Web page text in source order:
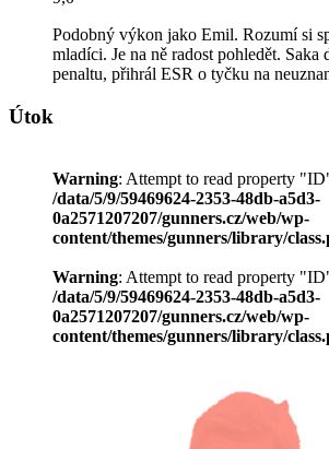
Podobný výkon jako Emil. Rozumí si
mladíci. Je na ně radost pohledět.
penaltu, přihrál ESR o tyčku na
Útok
Warning: Attempt to read property
/data/5/9/59469624-2353-48db-a5d3-
0a2571207207/gunners.cz/web/wp-
content/themes/gunners/library/
Warning: Attempt to read property
/data/5/9/59469624-2353-48db-a5d3-
0a2571207207/gunners.cz/web/wp-
content/themes/gunners/library/